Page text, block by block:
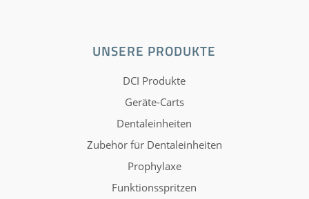
UNSERE PRODUKTE
DCI Produkte
Geräte-Carts
Dentaleinheiten
Zubehör für Dentaleinheiten
Prophylaxe
Funktionsspritzen